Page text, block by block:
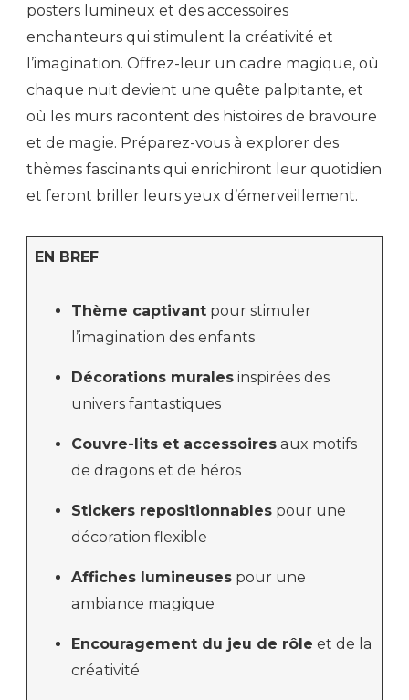
posters lumineux et des accessoires
enchanteurs qui stimulent la créativité et
l’imagination. Offrez-leur un cadre magique, où
chaque nuit devient une quête palpitante, et
où les murs racontent des histoires de bravoure
et de magie. Préparez-vous à explorer des
thèmes fascinants qui enrichiront leur quotidien
et feront briller leurs yeux d’émerveillement.
EN BREF
Thème captivantpour stimuler
l’imagination des enfants
Décorations muralesinspirées des
univers fantastiques
Couvre-lits et accessoiresaux motifs
de dragons et de héros
Stickers repositionnablespour une
décoration flexible
Affiches lumineusespour une
ambiance magique
Encouragement du jeu de rôle et de la
créativité